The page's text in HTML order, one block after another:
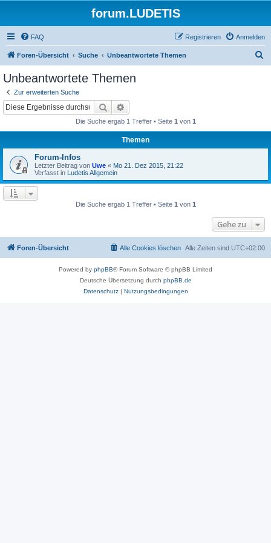
forum.LUDETIS
FAQ Anmelden
Registrieren
Foren-Übersicht Suche Unbeantwortete Themen
Unbeantwortete Themen
Zur erweiterten Suche
Suche
Die Suche ergab 1 Treffer • Seite 1 von 1
Themen
Forum-Infos
Letzter Beitrag von Uwe « Mo 21. Dez 2015, 21:22
Verfasst in Ludetis Allgemein
Die Suche ergab 1 Treffer • Seite 1 von 1
Gehe zu
Foren-Übersicht Alle Zeiten sind UTC+02:00
Alle Cookies löschen
Powered by phpBB® Forum Software © phpBB Limited
Deutsche Übersetzung durch phpBB.de
Datenschutz| Nutzungsbedingungen